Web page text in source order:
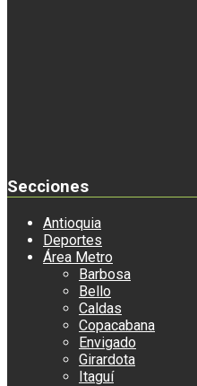
Secciones
Antioquia
Deportes
Área Metro
Barbosa
Bello
Caldas
Copacabana
Envigado
Girardota
Itaguí